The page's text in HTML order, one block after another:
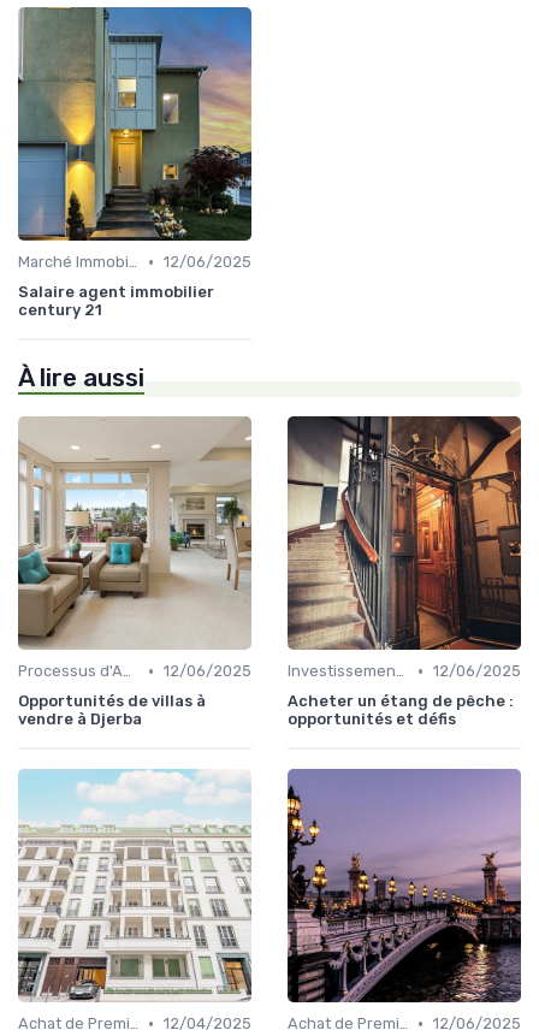
Marché Immobilier et Prix • 12/06/2025
Salaire agent immobilier
century 21
À lire aussi
Processus d'Achat Immobilier • 12/06/2025
Opportunités de villas à
vendre à Djerba
Investissement dans l'Immobilier Secondaire • 12/06/2025
Acheter un étang de pêche :
opportunités et défis
Achat de Première Maison • 12/04/2025
Achat de Première Maison • 12/06/2025